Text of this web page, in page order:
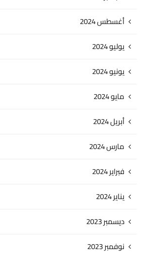
أغسطس 2024
يوليو 2024
يونيو 2024
مايو 2024
أبريل 2024
مارس 2024
فبراير 2024
يناير 2024
ديسمبر 2023
نوفمبر 2023